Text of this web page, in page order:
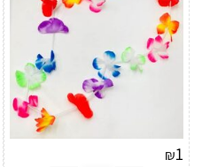
₪1